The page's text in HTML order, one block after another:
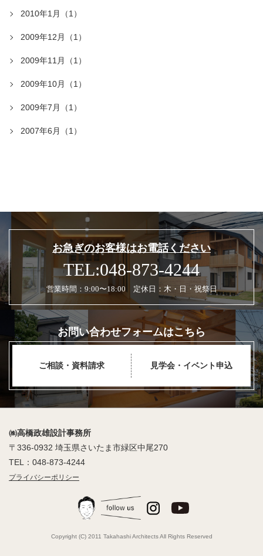
2010年1月（1）
2009年12月（1）
2009年11月（1）
2009年10月（1）
2009年7月（1）
2007年6月（1）
お急ぎのお客様はお電話ください
TEL:048-873-4244
営業時間：9:00〜18:00 定休日：木・日・祝祭日
お問い合わせフォームはこちら
ご相談・資料請求 見学会・イベント申込
㈱高橋政雄設計事務所
〒336-0932 埼玉県さいたま市緑区中尾270
TEL：048-873-4244
プライバシーポリシー
Copyright (C) 2011 Takahashi Architects All Rights Reserved